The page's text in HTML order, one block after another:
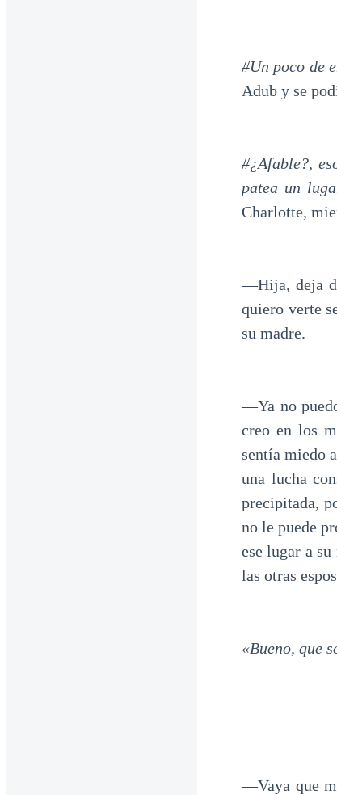
#Un poco de
Adub y se
#¿Afable?,
patea un
Charlotte,
—Hija, deja
quiero verte
su madre.
—Ya no
creo en los
sentía miedo
una lucha
precipitada,
no le puede
ese lugar a
las otras
«Bueno, que
—Vaya que